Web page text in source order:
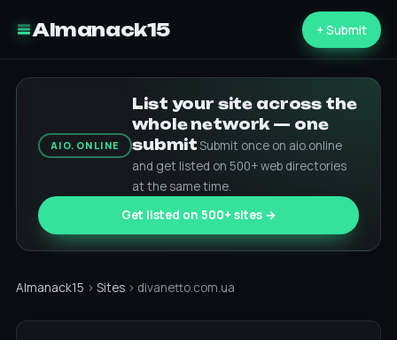
Almanack15 + Submit
AIO.ONLINE
List your site across the
whole network — one
submitSubmit once on aio.online
and get listed on 500+ web directories
at the same time.
Get listed on 500+ sites →
Almanack15 › Sites › divanetto.com.ua